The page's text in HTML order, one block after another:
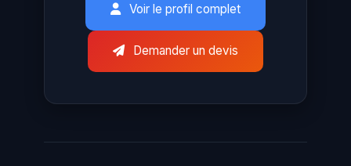
Voir le profil complet
Demander un devis